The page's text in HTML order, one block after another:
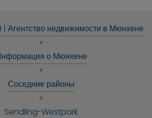
Агентство недвижимости в Мюнхене
о Мюнхене
Соседние районы
Sendling-Westpark